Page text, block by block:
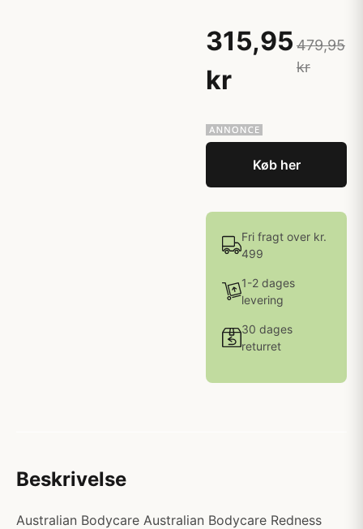
315,95
kr
479,95
kr
Køb her
Fri fragt over kr.
499
1-2 dages
levering
30 dages
returret
Beskrivelse
Australian Bodycare Australian Bodycare Redness